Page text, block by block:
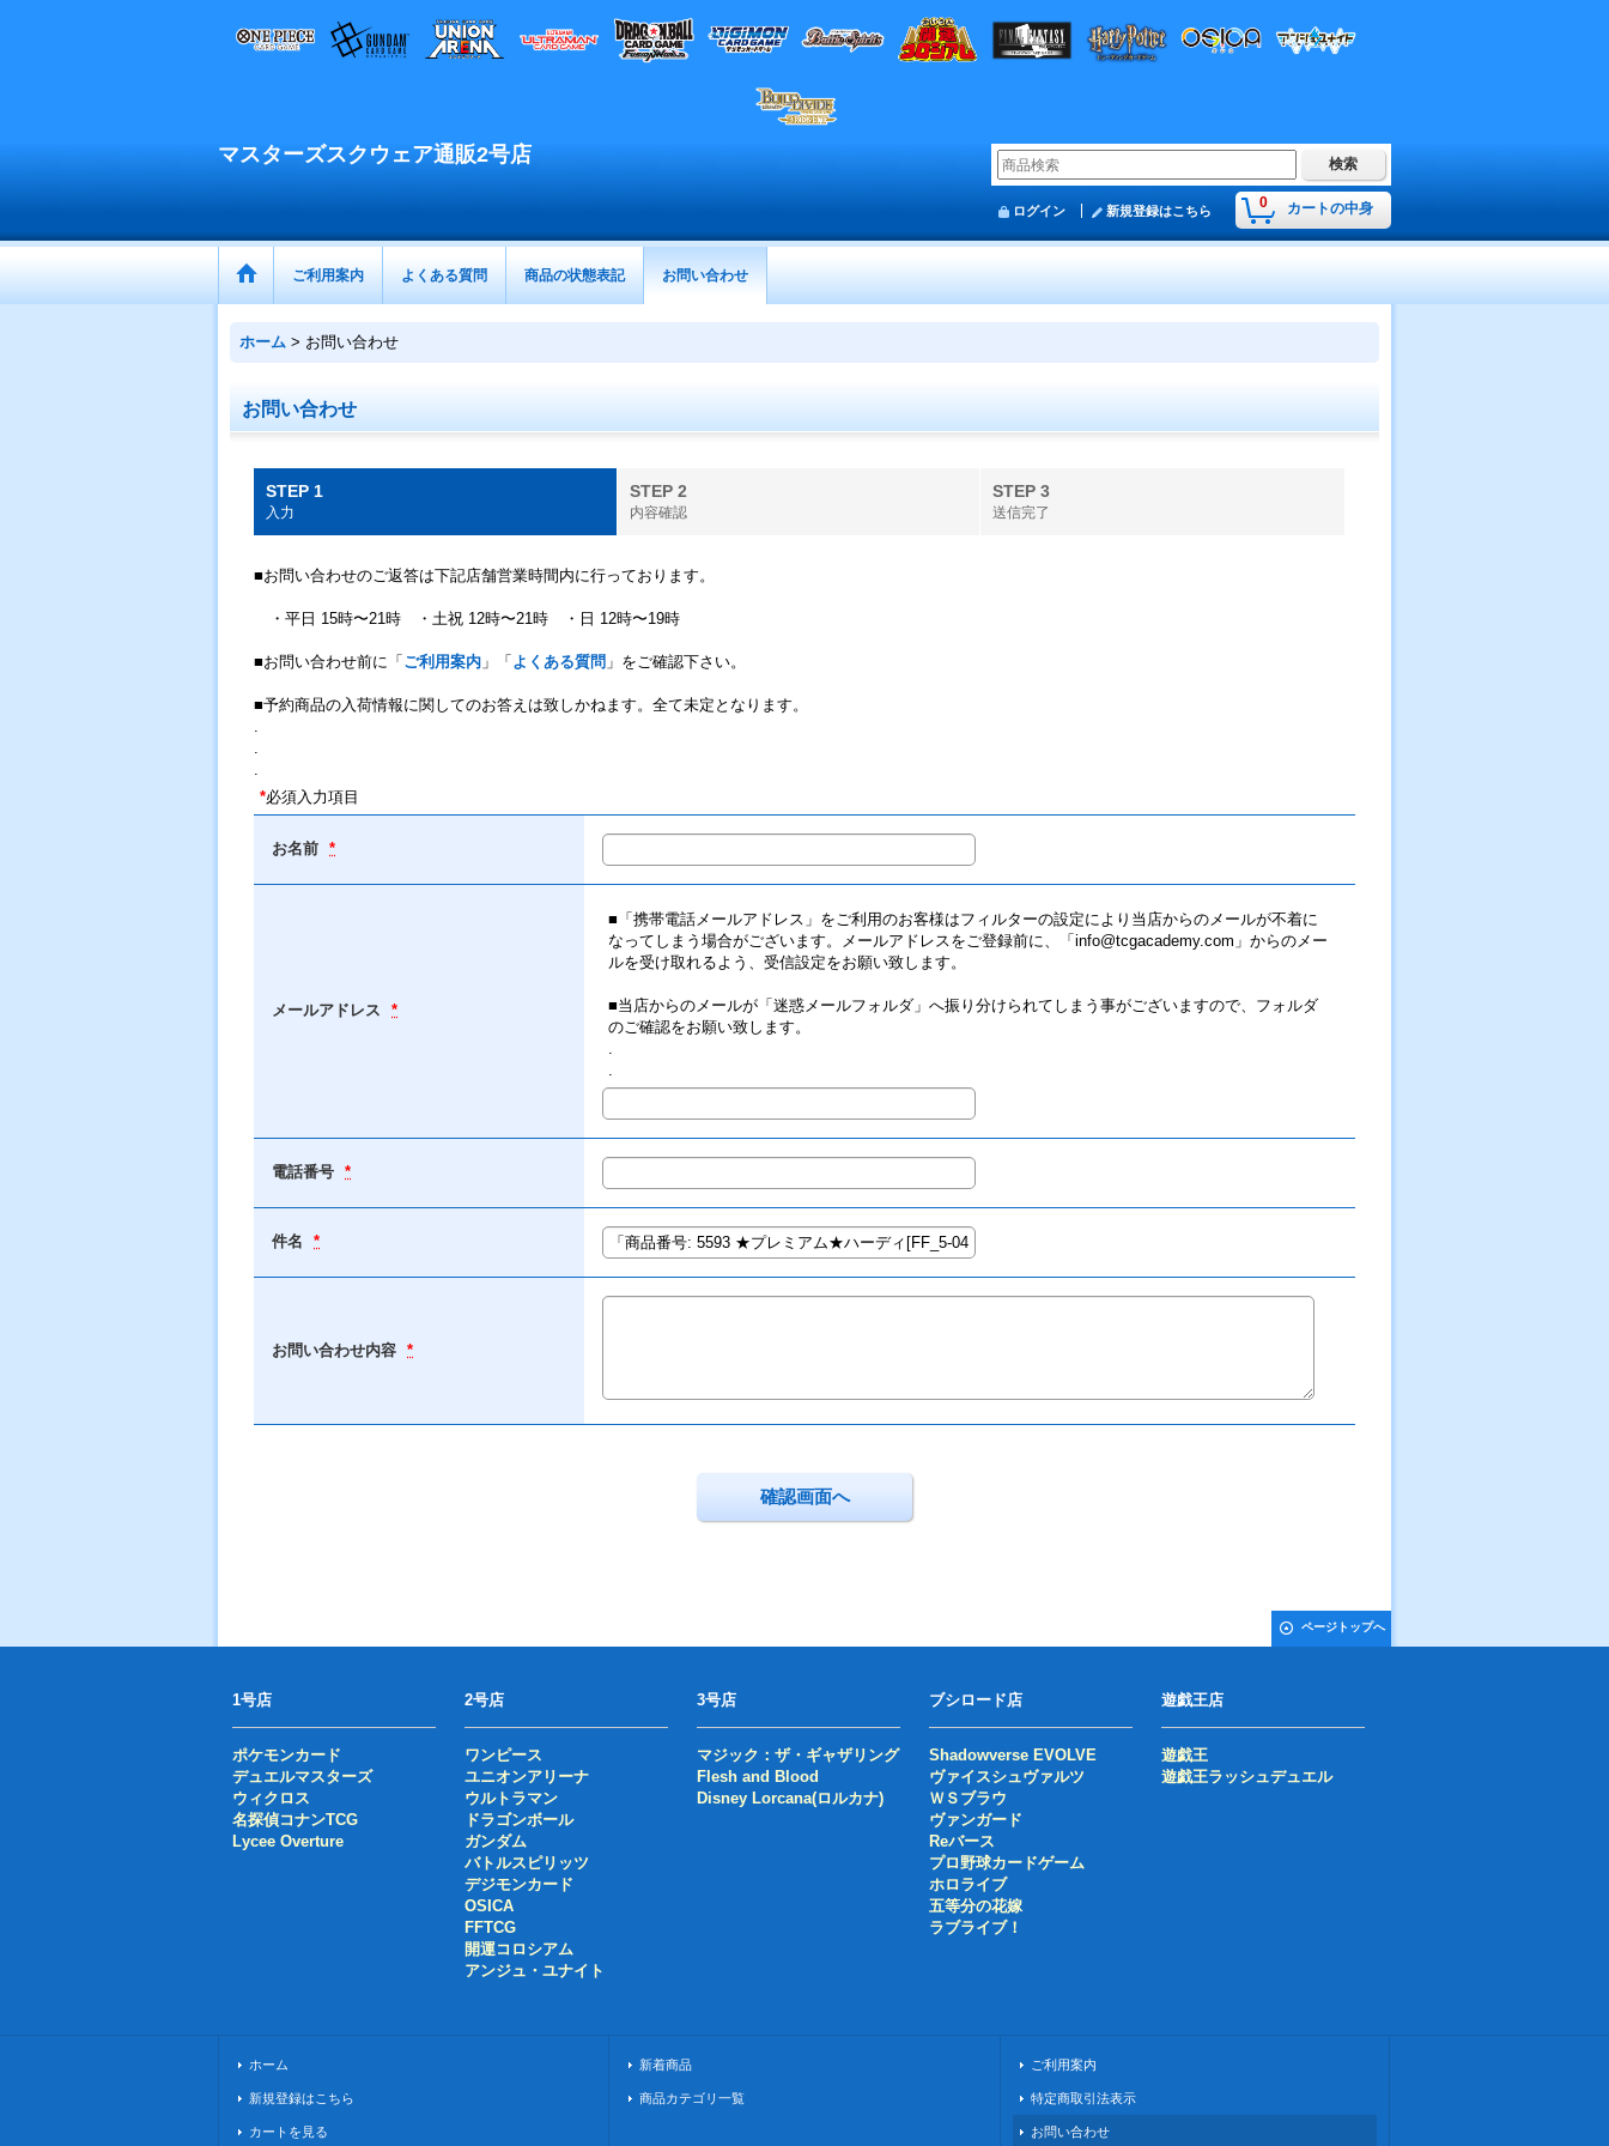
マスターズスクウェア通販2号店
0 カートの中身
ログイン 新規登録はこちら
ご利用案内 よくある質問 商品の状態表記 お問い合わせ
ホーム > お問い合わせ
お問い合わせ
STEP 1
入力
STEP 2
内容確認
STEP 3
送信完了
■お問い合わせのご返答は下記店舗営業時間内に行っております。
・平日 15時〜21時 ・土祝 12時〜21時 ・日 12時〜19時
■お問い合わせ前に「 ご利用案内 」「 よくある質問 」をご確認下さい。
■予約商品の入荷情報に関してのお答えは致しかねます。全て未定となります。
.
.
.
*必須入力項目
お名前 *
メールアドレス *
■「携帯電話メールアドレス」をご利用のお客様はフィルターの設定により当店からのメールが不着に
なってしまう場合がございます。メールアドレスをご登録前に、「info@tcgacademy.com」からのメー
ルを受け取れるよう、受信設定をお願い致します。
■当店からのメールが「迷惑メールフォルダ」へ振り分けられてしまう事がございますので、フォルダ
のご確認をお願い致します。
.
.
電話番号 *
件名 *
お問い合わせ内容 *
ページトップへ
1号店
ポケモンカード
デュエルマスターズ
ウィクロス
名探偵コナンTCG
Lycee Overture
2号店
ワンピース
ユニオンアリーナ
ウルトラマン
ドラゴンボール
ガンダム
バトルスピリッツ
デジモンカード
OSICA
FFTCG
開運コロシアム
アンジュ・ユナイト
3号店
マジック：ザ・ギャザリング
Flesh and Blood
Disney Lorcana(ロルカナ)
ブシロード店
Shadowverse EVOLVE
ヴァイスシュヴァルツ
ＷＳブラウ
ヴァンガード
Reバース
プロ野球カードゲーム
ホロライブ
五等分の花嫁
ラブライブ！
遊戯王店
遊戯王
遊戯王ラッシュデュエル
ホーム
新規登録はこちら
カートを見る
新着商品
商品カテゴリ一覧
ご利用案内
特定商取引法表示
お問い合わせ